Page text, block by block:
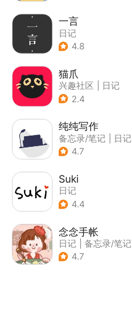
一言
日记
4.8
猫爪
兴趣社区
日记
2.4
纯纯写作
备忘录/笔记
日记
4.7
Suki
日记
4.4
念念手帐
日记
备忘录/笔记
4.7